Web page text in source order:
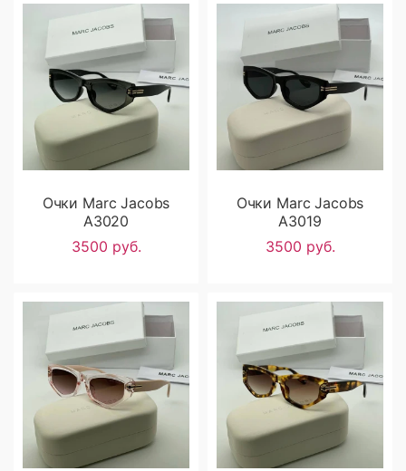
Очки Marc Jacobs
A3020
3500 руб.
Очки Marc Jacobs
A3019
3500 руб.